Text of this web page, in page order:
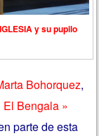
y su pupilo
Bohorquez,
El Bengala »
parte de esta